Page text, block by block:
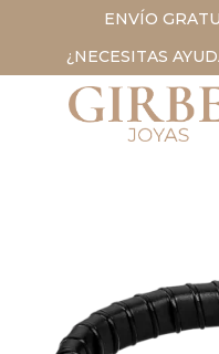
ENVÍO
¿NECESITAS